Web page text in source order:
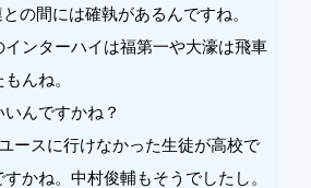
の間には確執があるんですね。
インターハイは福第一や大濠は飛車
んね。
んですかね？
ースに行けなかった生徒が高校で
かね。中村俊輔もそうでしたし。